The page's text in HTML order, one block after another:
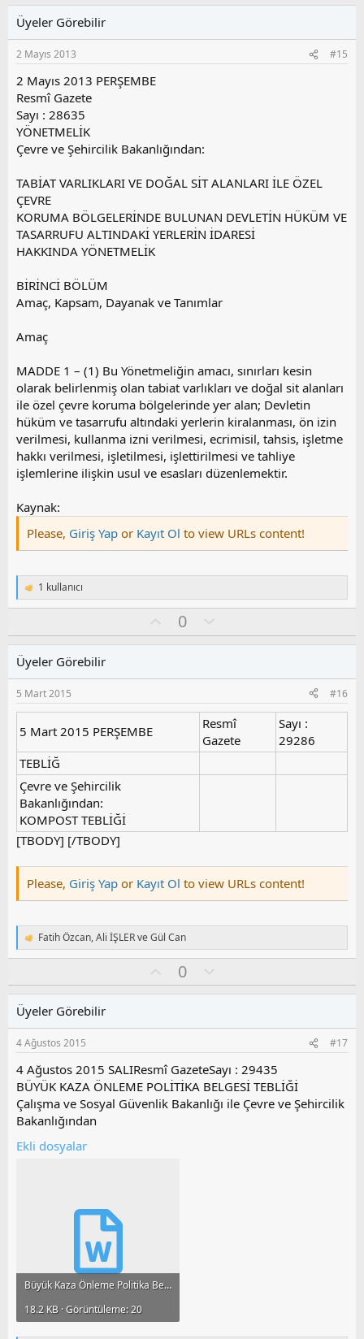
i
l
e
r
s
u
Üyeler Görebilir
2 Mayıs 2013 #15
2 Mayıs 2013 PERŞEMBE
Resmî Gazete
Sayı : 28635
YÖNETMELİK
Çevre ve Şehircilik Bakanlığından:
TABİAT VARLIKLARI VE DOĞAL SİT ALANLARI İLE ÖZEL
ÇEVRE
KORUMA BÖLGELERİNDE BULUNAN DEVLETİN HÜKÜM VE
TASARRUFU ALTINDAKİ YERLERİN İDARESİ
HAKKINDA YÖNETMELİK
BİRİNCİ BÖLÜM
Amaç, Kapsam, Dayanak ve Tanımlar
Amaç
MADDE 1 – (1) Bu Yönetmeliğin amacı, sınırları kesin
olarak belirlenmiş olan tabiat varlıkları ve doğal sit alanları
ile özel çevre koruma bölgelerinde yer alan; Devletin
hüküm ve tasarrufu altındaki yerlerin kiralanması, ön izin
verilmesi, kullanma izni verilmesi, ecrimisil, tahsis, işletme
hakkı verilmesi, işletilmesi, işlettirilmesi ve tahliye
işlemlerine ilişkin usul ve esasları düzenlemektir.
Kaynak:
Please, Giriş Yap or Kayıt Ol to view URLs content!
T
e
i
l
e
r
1 kullanıcı
y
0
l
s
u
z
o
y
Üyeler Görebilir
5 Mart 2015 #16
5 Mart 2015 PERŞEMBE
Resmî
Gazete
Sayı :
29286
TEBLİĞ
Çevre ve Şehircilik
Bakanlığından:
KOMPOST TEBLİĞİ
[TBODY] [/TBODY]
Please, Giriş Yap or Kayıt Ol to view URLs content!
T
e
i
l
e
r
Fatih Özcan,Ali İŞLERveGül Can
y
0
l
s
u
z
o
y
l
Üyeler Görebilir
4 Ağustos 2015 #17
4 Ağustos 2015 SALIResmî GazeteSayı : 29435
BÜYÜK KAZA ÖNLEME POLİTİKA BELGESİ TEBLİĞİ
Çalışma ve Sosyal Güvenlik Bakanlığı ile Çevre ve Şehircilik
Bakanlığından
Ekli dosyalar
Büyük Kaza Önleme Politika Belgesi Tebliği.docx
18.2 KB · Görüntüleme: 20